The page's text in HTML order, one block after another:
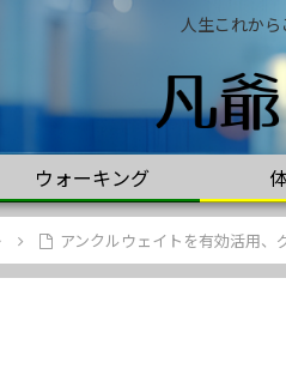
人生これか
ウォーキング
アンクルウェイトを有効活用、